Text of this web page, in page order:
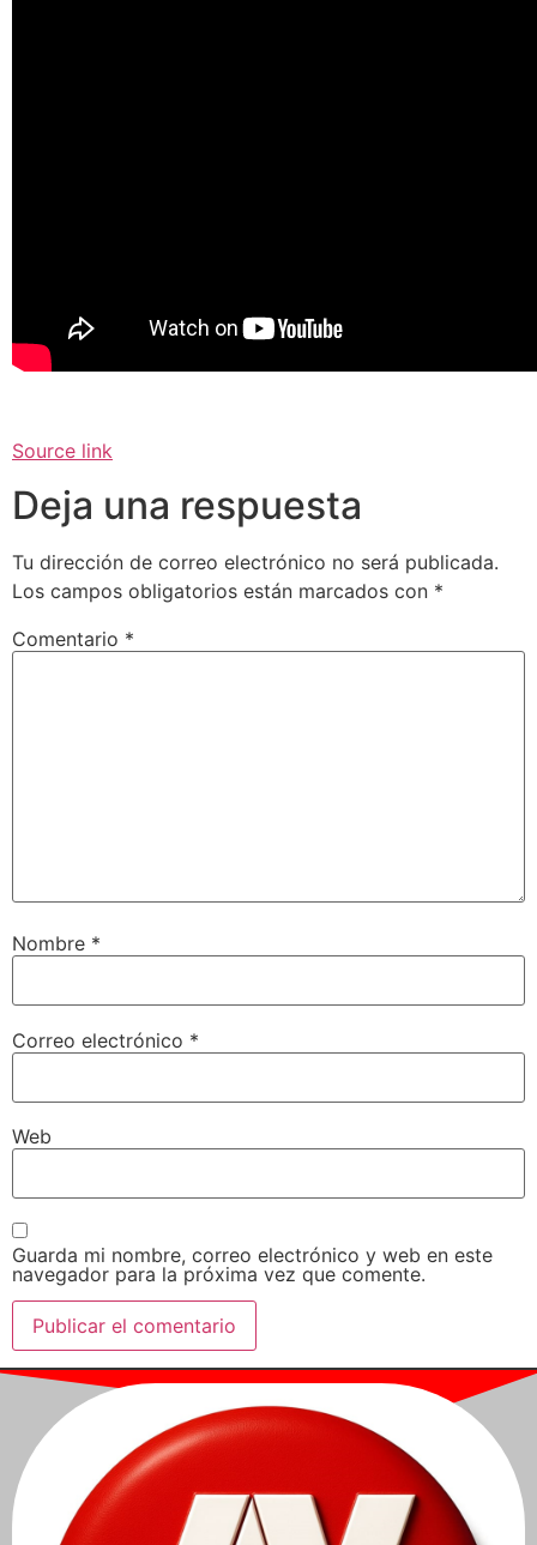
Source link
Deja una respuesta
Tu dirección de correo electrónico no será publicada.
Los campos obligatorios están marcados con *
Comentario *
Nombre *
Correo electrónico *
Web
Guarda mi nombre, correo electrónico y web en este
navegador para la próxima vez que comente.